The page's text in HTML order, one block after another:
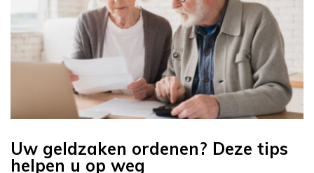
Uw geldzaken ordenen? Deze tips
helpen u op weg